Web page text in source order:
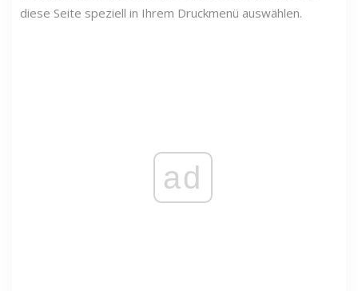
diese Seite speziell in Ihrem Druckmenü auswählen.
ad